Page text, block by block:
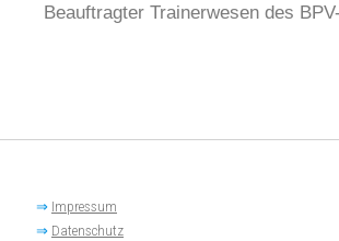
Beauftragter Trainerwesen des
⇒ Impressum
⇒ Datenschutz